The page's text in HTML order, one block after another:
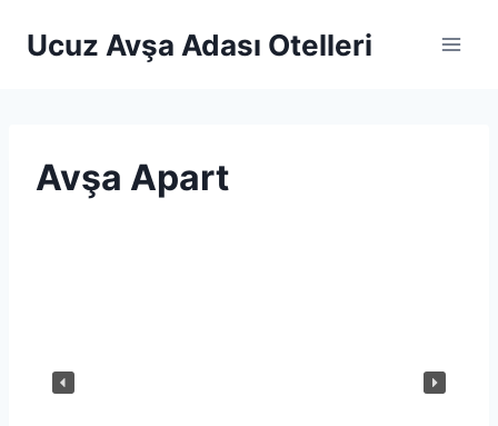
Ucuz Avşa Adası Otelleri
Avşa Apart